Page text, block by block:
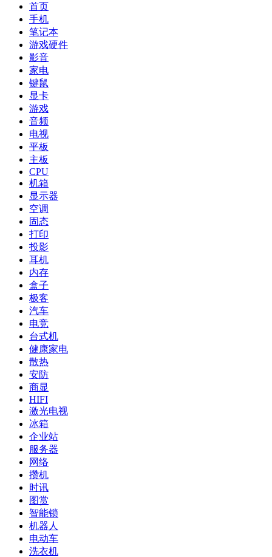
首页
手机
笔记本
游戏硬件
影音
家电
键鼠
显卡
游戏
音频
电视
平板
主板
CPU
机箱
显示器
空调
固态
打印
投影
耳机
内存
盒子
极客
汽车
电竞
台式机
健康家电
散热
安防
商显
HIFI
激光电视
冰箱
企业站
服务器
网络
攒机
时讯
图赏
智能锁
机器人
电动车
洗衣机